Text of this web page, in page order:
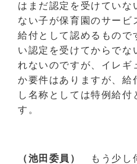
はまだ認定を受けていな
ない子が保育園のサービ
給付として認めるもので
い認定を受けてからでな
れないのですが、イレギ
か要件はありますが、給
し名称としては特例給付
す。
（池田委員）
もう少し